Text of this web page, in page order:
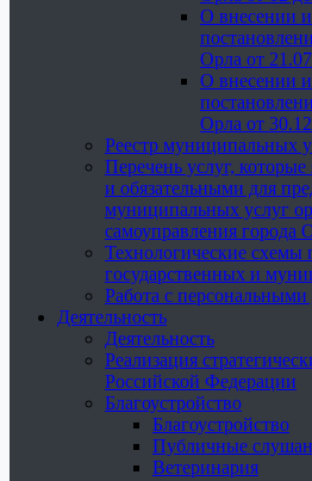
О внесении
Орла от
О внесении
Орла от
Реестр муниципальных
Перечень услуг,
и обязательными для
муниципальных услуг
самоуправления города
Технологические схемы
государственных и
Работа с
Деятельность
Деятельность
Реализация
Российской Федерации
Благоустройство
Благоустройство
Публичные
Ветеринария